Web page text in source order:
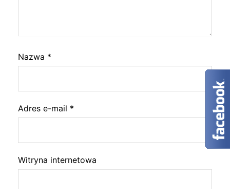
Nazwa *
Adres e-mail *
Witryna internetowa